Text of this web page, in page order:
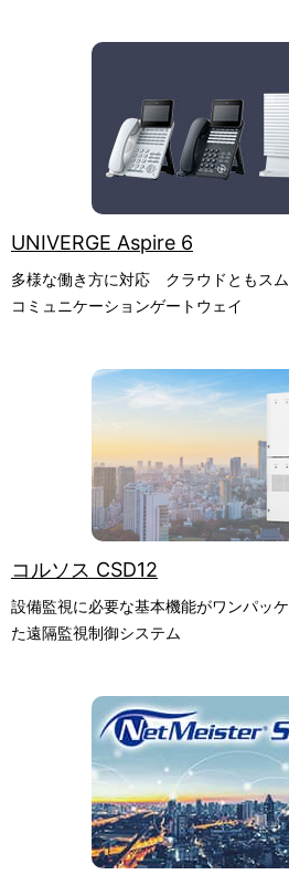
多様な働き方に対応 クラウドともス
コミュニケーションゲートウェイ
UNIVERGE Aspire 6
設備監視に必要な基本機能がワンパッ
た遠隔監視制御システム
コルソス CSD12